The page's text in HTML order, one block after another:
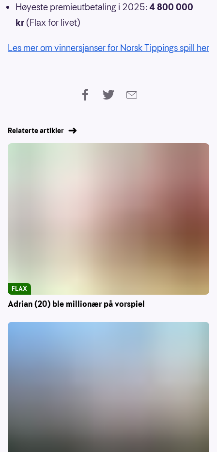
Høyeste premieutbetaling i 2025: 4 800 000
kr (Flax for livet)
Les mer om vinnersjanser for Norsk Tippings spill her
Relaterte artikler
Adrian (20) ble millionær på vorspiel
FLAX